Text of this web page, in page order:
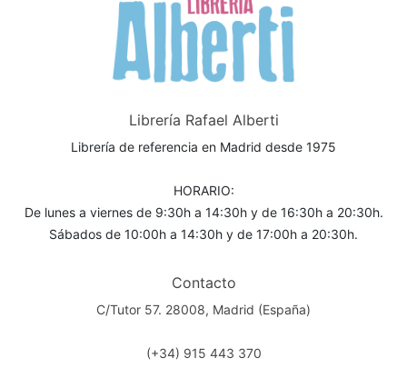
Librería Rafael Alberti
Librería de referencia en Madrid desde 1975
HORARIO:
De lunes a viernes de 9:30h a 14:30h y de 16:30h a 20:30h.
Sábados de 10:00h a 14:30h y de 17:00h a 20:30h.
Contacto
C/Tutor 57. 28008, Madrid (España)
(+34) 915 443 370